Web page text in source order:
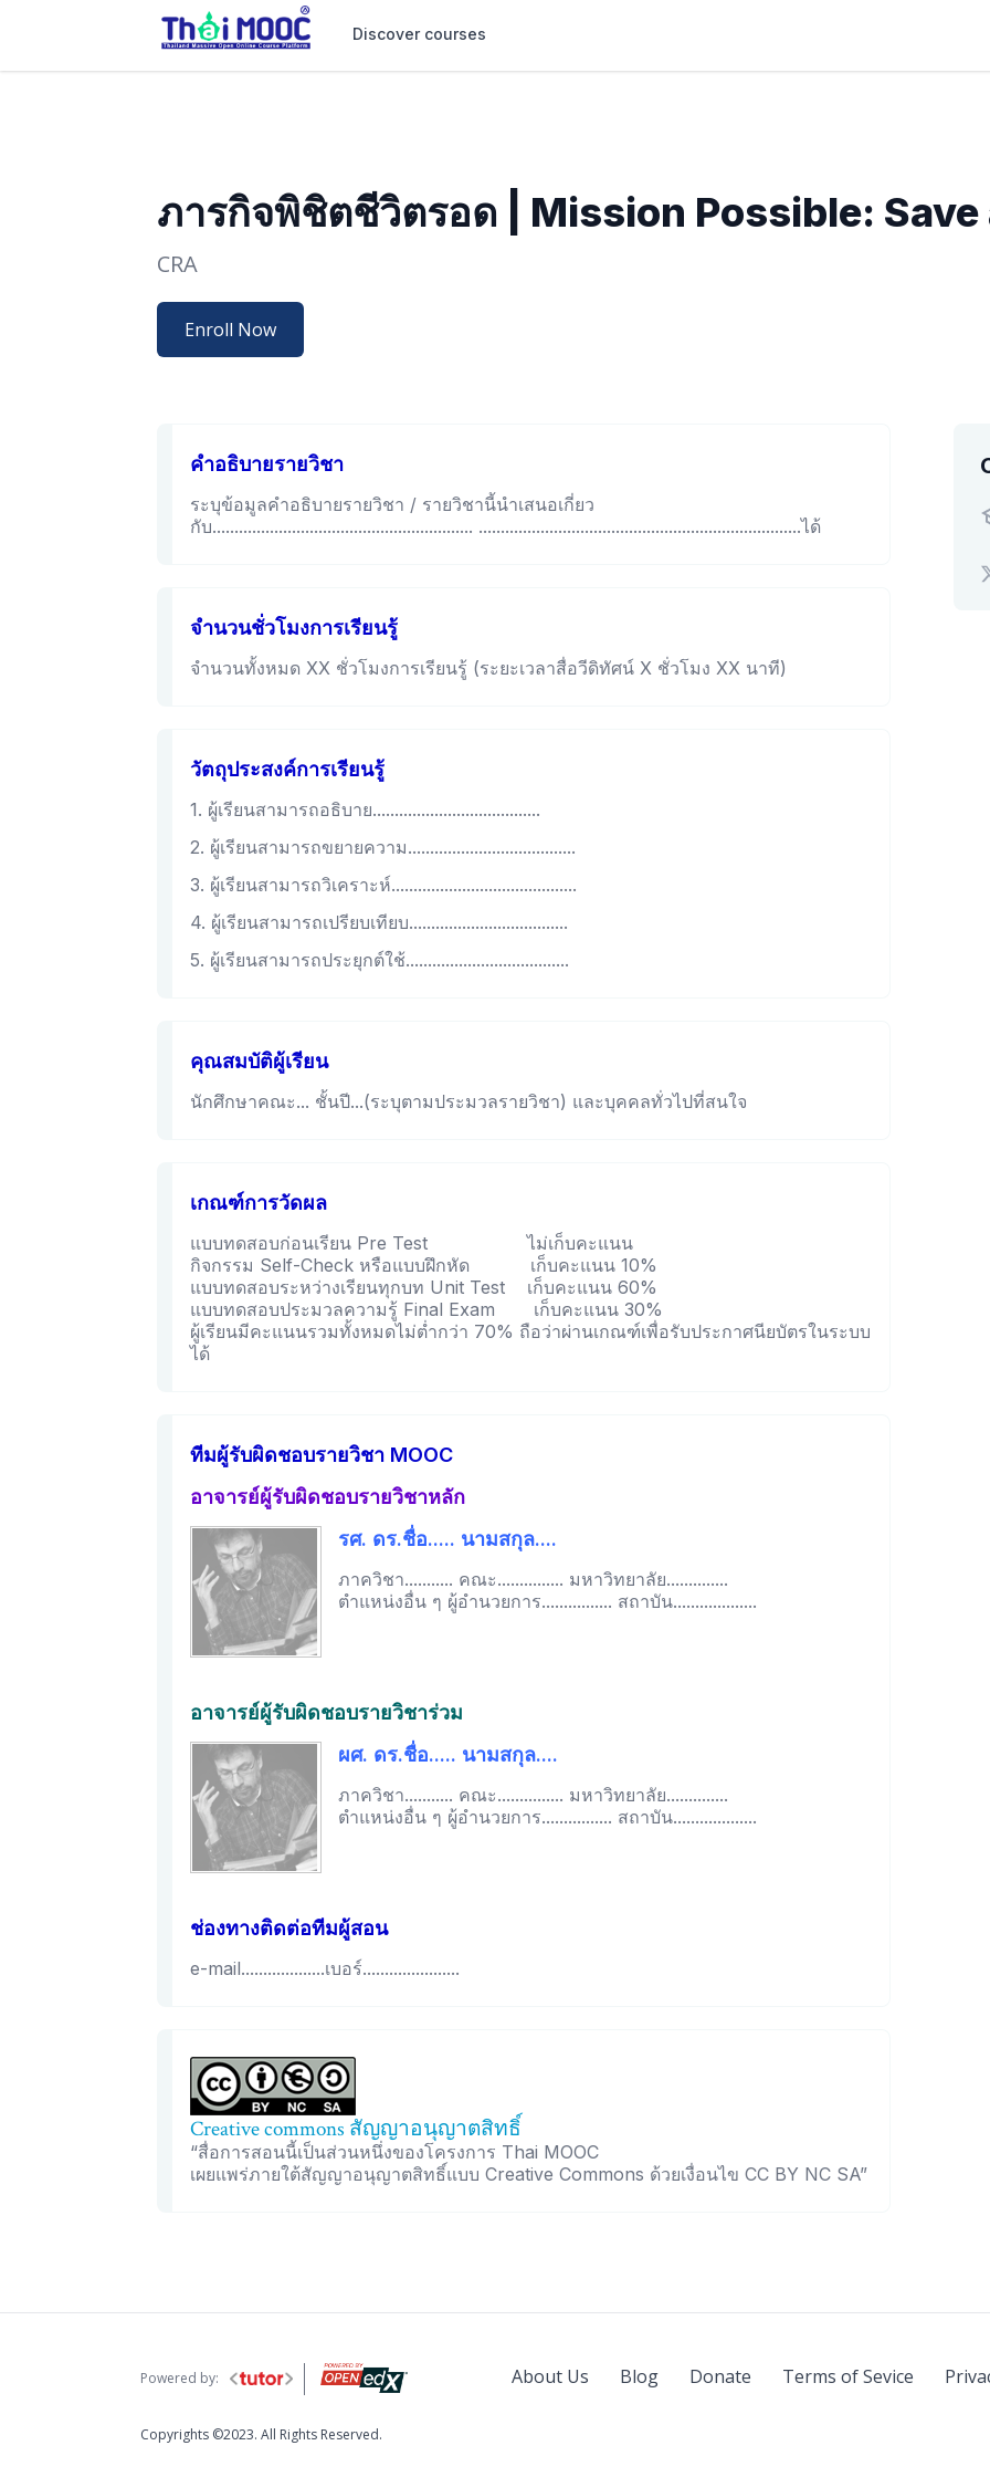
Discover courses
ภารกิจพิชิตชีวิตรอด | Mission Possible: Save
CRA
Enroll Now
คำอธิบายรายวิชา
ระบุข้อมูลคำอธิบายรายวิชา / รายวิชานี้นำเสนอเกี่ยว
กับ........................................................... .........................................................................ได้
จำนวนชั่วโมงการเรียนรู้
จำนวนทั้งหมด XX ชั่วโมงการเรียนรู้ (ระยะเวลาสื่อวีดิทัศน์ X ชั่วโมง XX นาที)
วัตถุประสงค์การเรียนรู้
1. ผู้เรียนสามารถอธิบาย......................................
2. ผู้เรียนสามารถขยายความ......................................
3. ผู้เรียนสามารถวิเคราะห์..........................................
4. ผู้เรียนสามารถเปรียบเทียบ....................................
5. ผู้เรียนสามารถประยุกต์ใช้.....................................
คุณสมบัติผู้เรียน
นักศึกษาคณะ... ชั้นปี...(ระบุตามประมวลรายวิชา) และบุคคลทั่วไปที่สนใจ
เกณฑ์การวัดผล
แบบทดสอบก่อนเรียน Pre Test ไม่เก็บคะแนน
กิจกรรม Self-Check หรือแบบฝึกหัด เก็บคะแนน 10%
แบบทดสอบระหว่างเรียนทุกบท Unit Test เก็บคะแนน 60%
แบบทดสอบประมวลความรู้ Final Exam เก็บคะแนน 30%
ผู้เรียนมีคะแนนรวมทั้งหมดไม่ต่ำกว่า 70% ถือว่าผ่านเกณฑ์เพื่อรับประกาศนียบัตรในระบบ
ได้
ทีมผู้รับผิดชอบรายวิชา MOOC
อาจารย์ผู้รับผิดชอบรายวิชาหลัก
รศ. ดร.ชื่อ..... นามสกุล....
ภาควิชา........... คณะ............... มหาวิทยาลัย..............
ตำแหน่งอื่น ๆ ผู้อำนวยการ................ สถาบัน...................
อาจารย์ผู้รับผิดชอบรายวิชาร่วม
ผศ. ดร.ชื่อ..... นามสกุล....
ภาควิชา........... คณะ............... มหาวิทยาลัย..............
ตำแหน่งอื่น ๆ ผู้อำนวยการ................ สถาบัน...................
ช่องทางติดต่อทีมผู้สอน
e-mail...................เบอร์......................
Creative commons สัญญาอนุญาตสิทธิ์
“สื่อการสอนนี้เป็นส่วนหนึ่งของโครงการ Thai MOOC
เผยแพร่ภายใต้สัญญาอนุญาตสิทธิ์แบบ Creative Commons ด้วยเงื่อนไข CC BY NC SA”
Powered by: About Us Blog Donate Terms of Sevice
Copyrights ©2023. All Rights Reserved.